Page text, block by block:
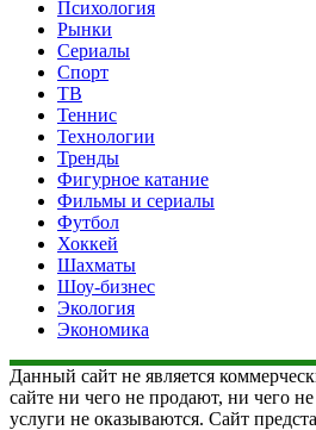
Психология
Рынки
Сериалы
Спорт
ТВ
Теннис
Технологии
Тренды
Фигурное катание
Фильмы и сериалы
Футбол
Хоккей
Шахматы
Шоу-бизнес
Экология
Экономика
Данный сайт не является
сайте ни чего не продают, ни чего
услуги не оказываются. Сайт